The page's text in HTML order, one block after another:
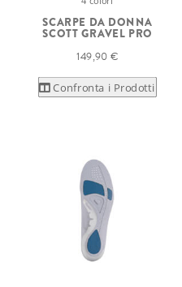
SCARPE DA DONNA
SCOTT GRAVEL PRO
149,90 €
Confronta i Prodotti